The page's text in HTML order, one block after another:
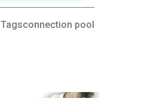
Tagsconnection pool